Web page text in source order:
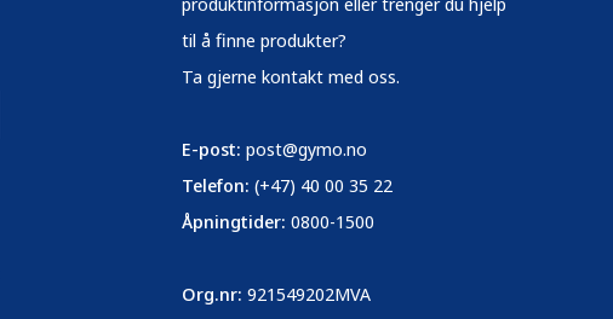
til å finne produkter?
Ta gjerne kontakt med oss.
E-post: post@gymo.no
Telefon: (+47) 40 00 35 22
Åpningtider: 0800-1500
Org.nr: 921549202MVA